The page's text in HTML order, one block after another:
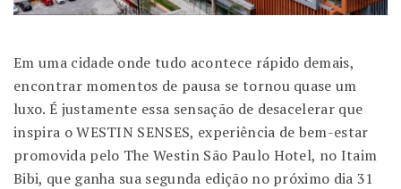
Em uma cidade onde tudo acontece rápido demais,
encontrar momentos de pausa se tornou quase um
luxo. É justamente essa sensação de desacelerar que
inspira o WESTIN SENSES, experiência de bem-estar
promovida pelo The Westin São Paulo Hotel, no Itaim
Bibi, que ganha sua segunda edição no próximo dia 31